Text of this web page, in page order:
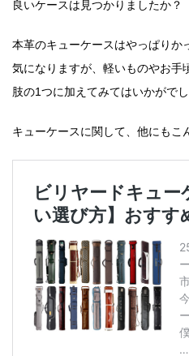
良いケースは見つかりましたか？
本革のキューケースはやっぱりか
気になりますが、軽いものやお手
肢の1つに加えてみてはいかがでし
キューケースに関して、他にもこ